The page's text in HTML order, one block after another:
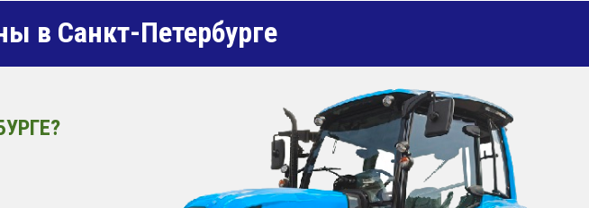
в Санкт-Петербурге